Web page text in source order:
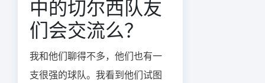
中的切尔西队友
们会交流么？
我和他们聊得不多，他们也有一
支很强的球队。我看到他们试图